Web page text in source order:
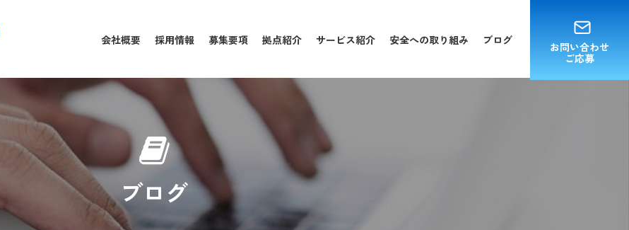
会社概要 採用情報 募集要項 拠点紹介 サービス紹介 安全への取り組み ブログ
お問い合わせ
ご応募
ブログ